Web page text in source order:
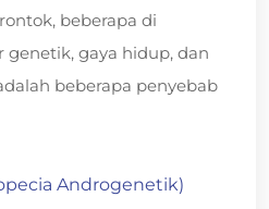
beberapa di
genetik, gaya hidup, dan
beberapa penyebab
Androgenetik)